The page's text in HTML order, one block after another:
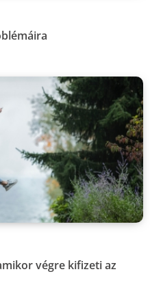
végre kifizeti az